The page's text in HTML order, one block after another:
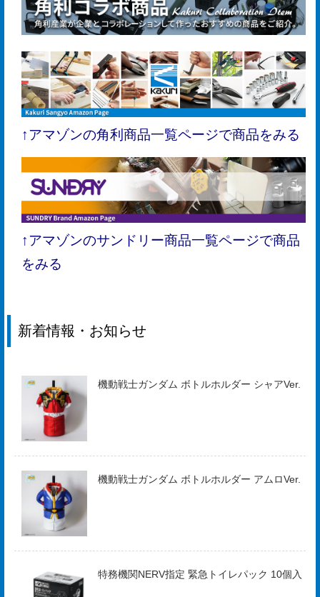
↑アマゾンの角利商品一覧ページで商品をみる
↑アマゾンのサンドリー商品一覧ページで商品
をみる
新着情報・お知らせ
機動戦士ガンダム ボトルホルダー シャアVer.
機動戦士ガンダム ボトルホルダー アムロVer.
特務機関NERV指定 緊急トイレパック 10個入